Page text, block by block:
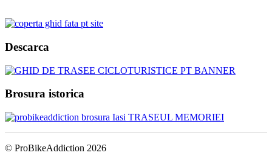
Descarca
Brosura istorica
© ProBikeAddiction 2026